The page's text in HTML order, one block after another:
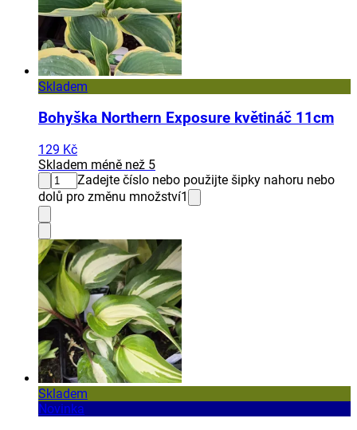
Skladem
Bohyška Northern Exposure květináč 11cm
129 Kč
Skladem méně než 5
Zadejte číslo nebo použijte šipky nahoru nebo
dolů pro změnu množství1
Skladem
Novinka